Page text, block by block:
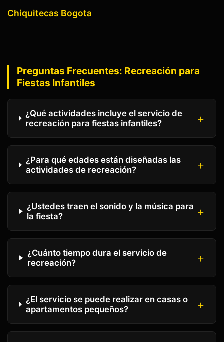
Chiquitecas Bogota
Preguntas Frecuentes: Recreación para
Fiestas Infantiles
¿Qué actividades incluye el servicio de
recreación para fiestas infantiles?
¿Para qué edades están diseñadas las
actividades de recreación?
¿Ustedes traen el sonido y la música para
la fiesta?
¿Cuánto tiempo dura el servicio de
recreación?
¿El servicio se puede realizar en casas o
apartamentos pequeños?